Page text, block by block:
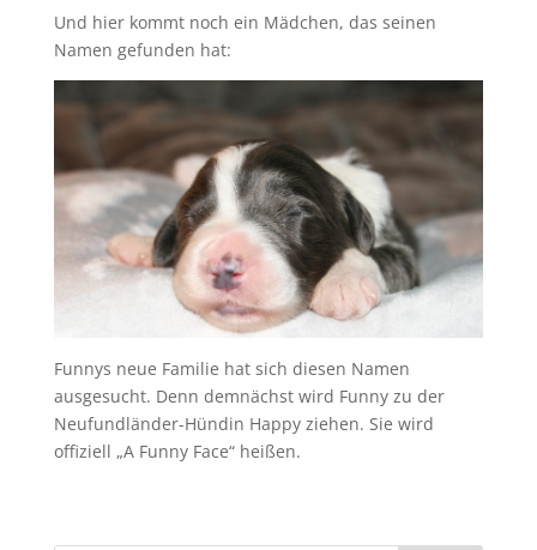
Und hier kommt noch ein Mädchen, das seinen
Namen gefunden hat:
Funnys neue Familie hat sich diesen Namen
ausgesucht. Denn demnächst wird Funny zu der
Neufundländer-Hündin Happy ziehen. Sie wird
offiziell „A Funny Face“ heißen.